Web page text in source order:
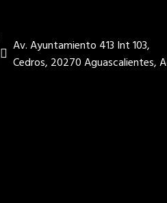
Av. Ayuntamiento 413 Int 103,
Cedros, 20270 Aguascalientes,